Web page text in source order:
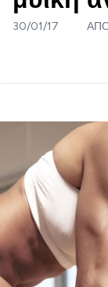
30/01/17